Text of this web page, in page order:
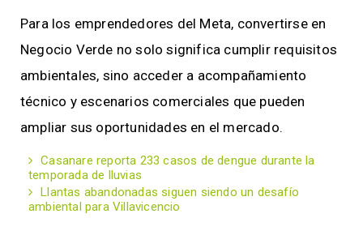
Para los emprendedores del Meta, convertirse en
Negocio Verde no solo significa cumplir requisitos
ambientales, sino acceder a acompañamiento
técnico y escenarios comerciales que pueden
ampliar sus oportunidades en el mercado.
Casanare reporta 233 casos de dengue durante la
temporada de lluvias
Llantas abandonadas siguen siendo un desafío
ambiental para Villavicencio